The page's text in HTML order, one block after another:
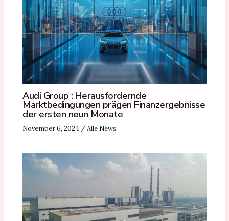
Audi Group : Herausfordernde
Marktbedingungen prägen Finanzergebnisse
der ersten neun Monate
November 6, 2024 / Alle News